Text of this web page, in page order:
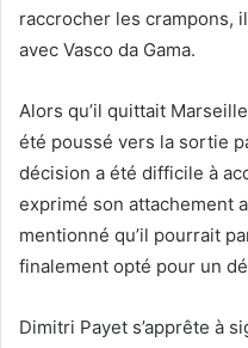
raccrocher les crampons,
avec Vasco da Gama.
Alors qu’il quittait
été poussé vers la sortie
décision a été difficile à
exprimé son attachement
mentionné qu’il pourrait
finalement opté pour un
Dimitri Payet s’apprête à